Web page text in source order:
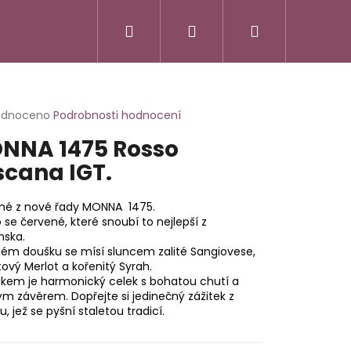
Přihlášení
Podrobnosti hodnocení
1475 Rosso
IGT.
z nové řady MONNA 1475.
se červené, které snoubí to nejlepší z
doušku se mísí sluncem zalité Sangiovese,
Merlot a kořenitý Syrah.
je harmonický celek s bohatou chutí a
závěrem. Dopřejte si jedinečný zážitek z
jež se pyšní staletou tradicí.
ITALIANO